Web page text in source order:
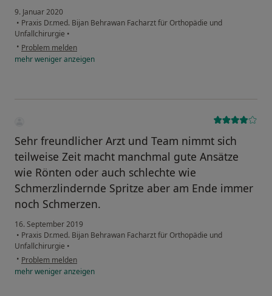
9. Januar 2020
• Praxis Dr.med. Bijan Behrawan Facharzt für Orthopädie und
Unfallchirurgie •
• Problem melden
mehrwenigeranzeigen
Sehr freundlicher Arzt und Team nimmt sich
teilweise Zeit macht manchmal gute Ansätze
wie Rönten oder auch schlechte wie
Schmerzlindernde Spritze aber am Ende immer
noch Schmerzen.
16. September 2019
• Praxis Dr.med. Bijan Behrawan Facharzt für Orthopädie und
Unfallchirurgie •
• Problem melden
mehrwenigeranzeigen